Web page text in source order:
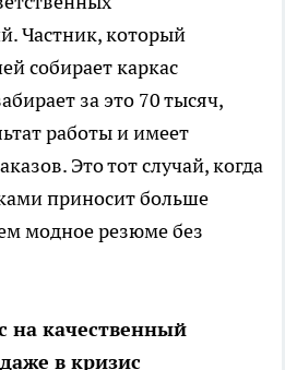
Частник, который
собирает каркас
за это 70 тысяч,
работы и имеет
Это тот случай, когда
приносит больше
модное резюме без
на качественный
в кризис